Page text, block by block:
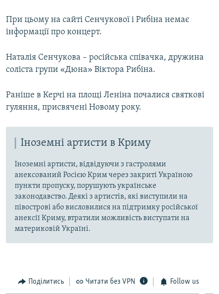
При цьому на сайті Сенчукової і Рибіна немає
інформації про концерт.
Наталія Сенчукова – російська співачка, дружина
соліста групи «Дюна» Віктора Рибіна.
Раніше в Керчі на площі Леніна почалися святкові
гуляння, присвячені Новому року.
Іноземні артисти в Криму
Іноземні артисти, відвідуючи з гастролями
анексований Росією Крим через закриті Україною
пункти пропуску, порушують українське
законодавство. Деякі з артистів, які виступили на
півострові або висловилися на підтримку російської
анексії Криму, втратили можливість виступати на
материковій Україні.
Поділитись Читати без VPN Follow us